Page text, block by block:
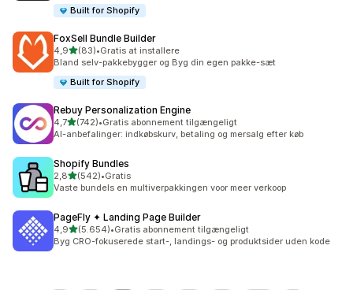
Built for Shopify
FoxSell Bundle Builder
4,9ud af 5 stjerner
(83)
83 anmeldelser i alt
•Gratis at installere
Bland selv-pakkebygger og Byg din egen pakke-sæt
Built for Shopify
Rebuy Personalization Engine
4,7ud af 5 stjerner
(742)
742 anmeldelser i alt
•Gratis abonnement tilgængeligt
AI-anbefalinger: indkøbskurv, betaling og mersalg efter køb
Shopify Bundles
2,8ud af 5 stjerner
(542)
542 anmeldelser i alt
•Gratis
Vaste bundels en multiverpakkingen voor meer verkoop
PageFly ✦ Landing Page Builder
4,9ud af 5 stjerner
(5.654)
5654 anmeldelser i alt
•Gratis abonnement tilgængeligt
Byg CRO-fokuserede start-, landings- og produktsider uden kode